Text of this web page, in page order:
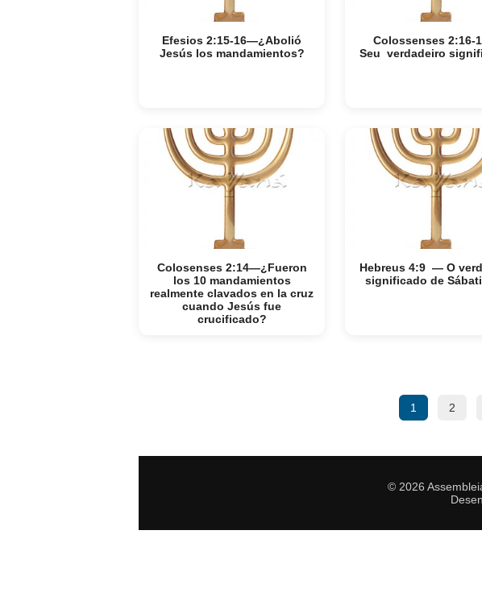
Efesios 2:15-16—¿Abolió
Jesús los mandamientos?
Colossenses 2:16-
Seu verdadeiro
Colosenses 2:14—¿Fueron
los 10 mandamientos
realmente clavados en la cruz
cuando Jesús fue
crucificado?
Hebreus 4:9 — O
significado de
1 2
© 2026